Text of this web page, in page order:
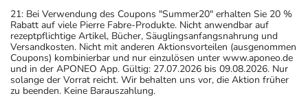
21: Bei Verwendung des Coupons "Summer20" erhalten Sie 20 %
Rabatt auf viele Pierre Fabre-Produkte. Nicht anwendbar auf
rezeptpflichtige Artikel, Bücher, Säuglingsanfangsnahrung und
Versandkosten. Nicht mit anderen Aktionsvorteilen (ausgenommen
Coupons) kombinierbar und nur einzulösen unter www.aponeo.de
und in der APONEO App. Gültig: 27.07.2026 bis 09.08.2026. Nur
solange der Vorrat reicht. Wir behalten uns vor, die Aktion früher
zu beenden. Keine Barauszahlung.